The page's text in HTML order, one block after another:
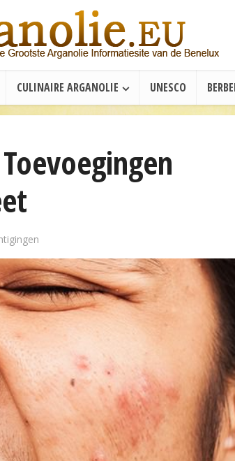
CULINAIRE ARGANOLIE UNESCO